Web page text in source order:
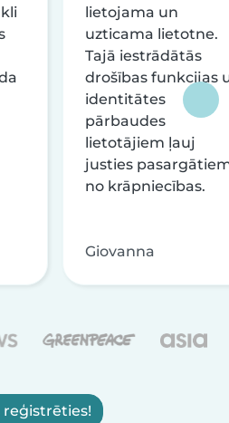
lietojama un
uzticama lietotne.
Tajā iestrādātās
drošības funkcijas
identitātes
pārbaudes
lietotājiem ļauj
justies
no krāpniecības.
Giovanna
reģistrēties!